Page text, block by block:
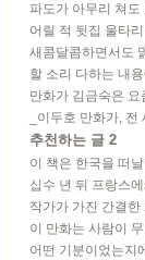
파도가 아무리 쳐
어릴 적 뒷집 울타
새콤달콤하면서도
할 소리 다하는 내
만화가 김금숙은
_이두호 만화가,
추천하는 글 2
이 책은 한국을 떠
십수 년 뒤 프랑스
작가가 가진 간결
이 만화는 사람이
어떤 기분이었는지